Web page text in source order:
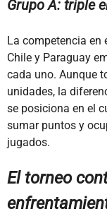
Grupo A: triple
La competencia en
Chile y Paraguay
cada uno. Aunque
unidades, la
se posiciona en el
sumar puntos y
jugados.
El torneo